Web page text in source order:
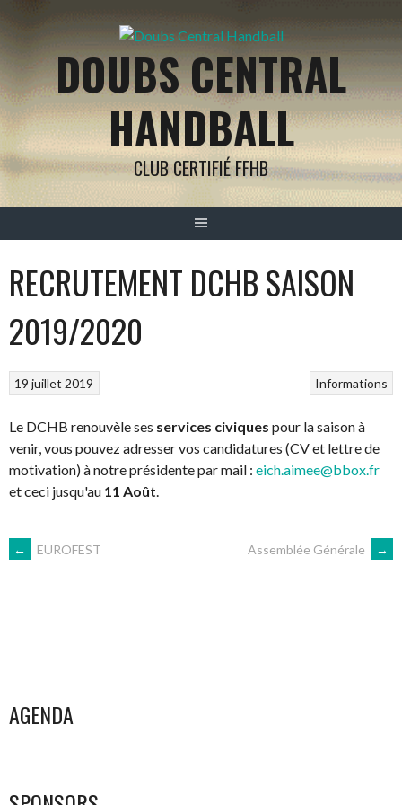
contenu
DOUBS CENTRAL
HANDBALL
CLUB CERTIFIÉ FFHB
RECRUTEMENT DCHB SAISON
2019/2020
Informations
19 juillet 2019
Le DCHB renouvèle ses services civiques pour la saison à
venir, vous pouvez adresser vos candidatures (CV et lettre de
motivation) à notre présidente par mail : eich.aimee@bbox.fr
et ceci jusqu'au 11 Août
NAVIGATION
← EUROFEST Assemblée Générale →
AGENDA